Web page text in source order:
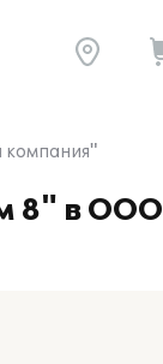
компания"
8" в ООО